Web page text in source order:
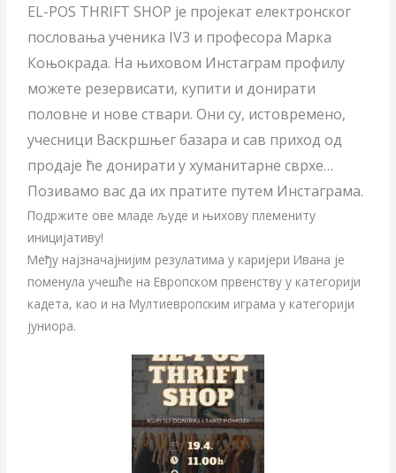
EL-POS THRIFT SHOP је пројекат електронског
пословања ученика IV3 и професора Марка
Коњокрада. На њиховом Инстаграм профилу
можете резервисати, купити и донирати
половне и нове ствари. Они су, истовремено,
учесници Васкршњег базара и сав приход од
продаје ће донирати у хуманитарне сврхе…
Позивамо вас да их пратите путем Инстаграма.
Подржите ове младе људе и њихову племениту
иницијативу!
Међу најзначајнијим резулатима у каријери Ивана је
поменула учешће на Европском првенству у категорији
кадета, као и на Мултиевропским играма у категорији
јуниора.